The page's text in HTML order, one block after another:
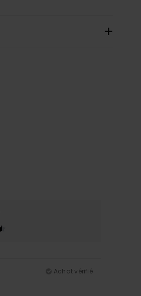
Achat vérifié